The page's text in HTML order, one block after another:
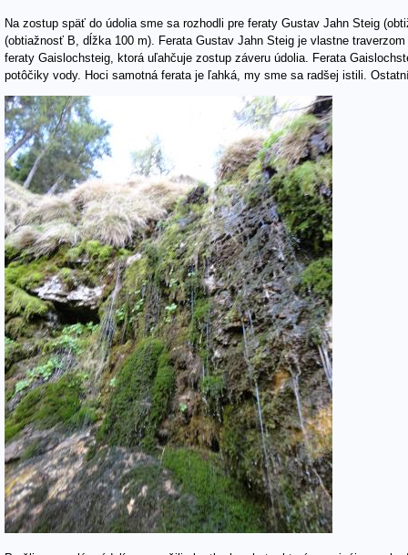
Na zostup späť do údolia sme sa rozhodli pre feraty Gustav Jahn Steig
(obtiažnosť B, dĺžka 100 m). Ferata Gustav Jahn Steig je vlastne
feraty Gaislochsteig, ktorá uľahčuje zostup záveru údolia. Ferata
potôčiky vody. Hoci samotná ferata je ľahká, my sme sa radšej istili.